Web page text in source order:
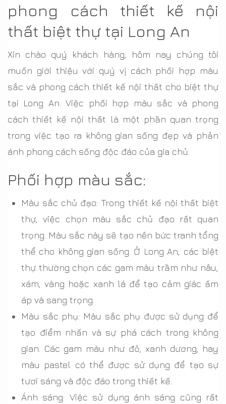
phong cách thiết kế nội
thất biệt thự tại Long An
Xin chào quý khách hàng, hôm nay chúng tôi
muốn giới thiệu với quý vị cách phối hợp màu
sắc và phong cách thiết kế nội thất cho biệt thự
tại Long An. Việc phối hợp màu sắc và phong
cách thiết kế nội thất là một phần quan trọng
trong việc tạo ra không gian sống đẹp và phản
ánh phong cách sống độc đáo của gia chủ.
Phối hợp màu sắc:
Màu sắc chủ đạo: Trong thiết kế nội thất biệt
thự, việc chọn màu sắc chủ đạo rất quan
trọng. Màu sắc này sẽ tạo nên bức tranh tổng
thể cho không gian sống. Ở Long An, các biệt
thự thường chọn các gam màu trầm như nâu,
xám, vàng hoặc xanh lá để tạo cảm giác ấm
áp và sang trọng.
Màu sắc phụ: Màu sắc phụ được sử dụng để
tạo điểm nhấn và sự phá cách trong không
gian. Các gam màu như đỏ, xanh dương, hay
màu pastel có thể được sử dụng để tạo sự
tươi sáng và độc đáo trong thiết kế.
Ánh sáng: Việc sử dụng ánh sáng cũng rất